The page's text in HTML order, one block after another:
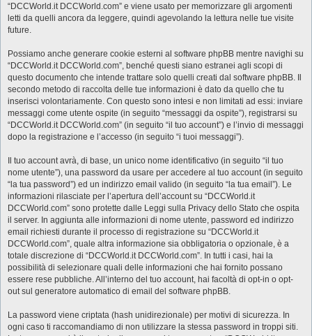
“DCCWorld.it DCCWorld.com” e viene usato per memorizzare gli argomenti
letti da quelli ancora da leggere, quindi agevolando la lettura nelle tue visite
future.
Possiamo anche generare cookie esterni al software phpBB mentre navighi su
“DCCWorld.it DCCWorld.com”, benché questi siano estranei agli scopi di
questo documento che intende trattare solo quelli creati dal software phpBB. Il
secondo metodo di raccolta delle tue informazioni è dato da quello che tu
inserisci volontariamente. Con questo sono intesi e non limitati ad essi: inviare
messaggi come utente ospite (in seguito “messaggi da ospite”), registrarsi su
“DCCWorld.it DCCWorld.com” (in seguito “il tuo account”) e l’invio di messaggi
dopo la registrazione e l’accesso (in seguito “i tuoi messaggi”).
Il tuo account avrà, di base, un unico nome identificativo (in seguito “il tuo
nome utente”), una password da usare per accedere al tuo account (in seguito
“la tua password”) ed un indirizzo email valido (in seguito “la tua email”). Le
informazioni rilasciate per l’apertura dell’account su “DCCWorld.it
DCCWorld.com” sono protette dalle Leggi sulla Privacy dello Stato che ospita
il server. In aggiunta alle informazioni di nome utente, password ed indirizzo
email richiesti durante il processo di registrazione su “DCCWorld.it
DCCWorld.com”, quale altra informazione sia obbligatoria o opzionale, è a
totale discrezione di “DCCWorld.it DCCWorld.com”. In tutti i casi, hai la
possibilità di selezionare quali delle informazioni che hai fornito possano
essere rese pubbliche. All’interno del tuo account, hai facoltà di opt-in o opt-
out sul generatore automatico di email del software phpBB.
La password viene criptata (hash unidirezionale) per motivi di sicurezza. In
ogni caso ti raccomandiamo di non utilizzare la stessa password in troppi siti.